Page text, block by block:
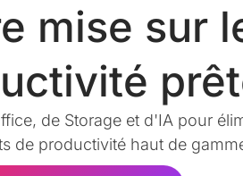
mise sur
de Storage et d'IA pour
de productivité haut de